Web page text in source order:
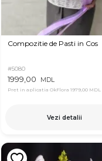
Compozitie de Pasti in Cos
#5080
1999,00 MDL
Pret in aplicatia OkFlora 1979,00 MDL
Vezi detalii